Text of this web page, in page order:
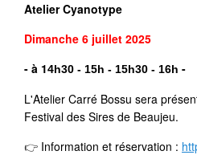
Atelier Cyanotype
Dimanche 6 juillet 2025
- à 14h30 - 15h - 15h30 - 16h -
L'Atelier Carré Bossu sera
Festival des Sires de Beaujeu.
👉 Information et réservation :